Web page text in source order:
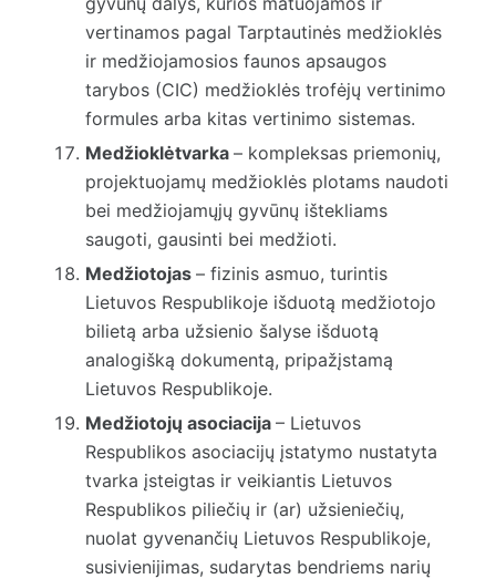
vertinamos pagal Tarptautinės medžioklės
ir medžiojamosios faunos apsaugos
tarybos (CIC) medžioklės trofėjų vertinimo
formules arba kitas vertinimo sistemas.
Medžioklėtvarka – kompleksas priemonių,
projektuojamų medžioklės plotams naudoti
bei medžiojamųjų gyvūnų ištekliams
saugoti, gausinti bei medžioti.
Medžiotojas – fizinis asmuo, turintis
Lietuvos Respublikoje išduotą medžiotojo
bilietą arba užsienio šalyse išduotą
analogišką dokumentą, pripažįstamą
Lietuvos Respublikoje.
Medžiotojų asociacija – Lietuvos
Respublikos asociacijų įstatymo nustatyta
tvarka įsteigtas ir veikiantis Lietuvos
Respublikos piliečių ir (ar) užsieniečių,
nuolat gyvenančių Lietuvos Respublikoje,
susivienijimas, sudarytas bendriems narių